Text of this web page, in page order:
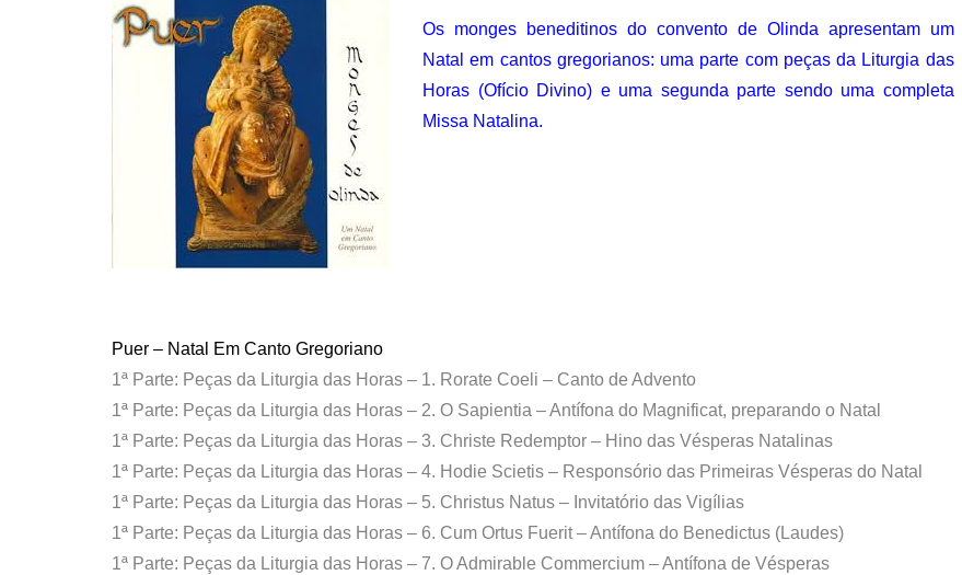
Os monges beneditinos do convento de Olinda apresentam um
Natal em cantos gregorianos: uma parte com peças da Liturgia das
Horas (Ofício Divino) e uma segunda parte sendo uma completa
Missa Natalina.
Puer – Natal Em Canto Gregoriano
1ª Parte: Peças da Liturgia das Horas – 1. Rorate Coeli – Canto de Advento
1ª Parte: Peças da Liturgia das Horas – 2. O Sapientia – Antífona do Magnificat, preparando o Natal
1ª Parte: Peças da Liturgia das Horas – 3. Christe Redemptor – Hino das Vésperas Natalinas
1ª Parte: Peças da Liturgia das Horas – 4. Hodie Scietis – Responsório das Primeiras Vésperas do Natal
1ª Parte: Peças da Liturgia das Horas – 5. Christus Natus – Invitatório das Vigílias
1ª Parte: Peças da Liturgia das Horas – 6. Cum Ortus Fuerit – Antífona do Benedictus (Laudes)
1ª Parte: Peças da Liturgia das Horas – 7. O Admirable Commercium – Antífona de Vésperas